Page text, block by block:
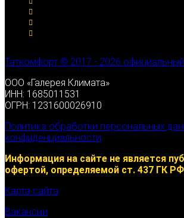
Таткомфорт © 2017 - 2026
ООО «Галерея Климата»
ИНН: 1685011531
ОГРН: 1231600026910
Политика обработки персональных
конфиденциальности
Информация на сайте не является
офертой, определяемой ст. 437 ГК
Карта сайта
Вакансии